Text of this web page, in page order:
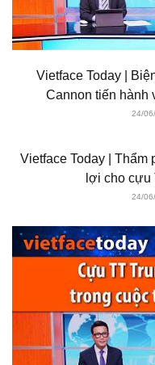
Vietface Today |
Cannon tiến hành
24/
Vietface Today | Thẩm
lợi cho cựu
24/